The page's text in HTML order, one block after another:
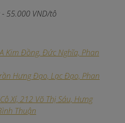
55.000 VND/tô
Kim Đồng, Đức Nghĩa, Phan
Hưng Đạo, Lạc Đạo, Phan
Xí, 212 Võ Thị Sáu, Hưng
Thuận